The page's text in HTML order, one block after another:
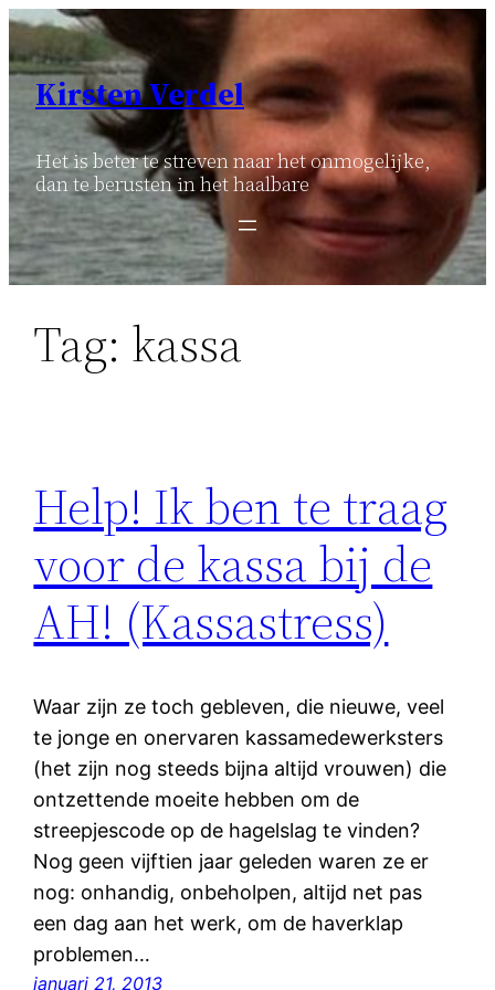
Ga
naar
inhoud
Kirsten Verdel
Het is beter te streven naar het onmogelijke,
dan te berusten in het haalbare
Tag: kassa
Help! Ik ben te traag
voor de kassa bij de
AH! (Kassastress)
Waar zijn ze toch gebleven, die nieuwe, veel
te jonge en onervaren kassamedewerksters
(het zijn nog steeds bijna altijd vrouwen) die
ontzettende moeite hebben om de
streepjescode op de hagelslag te vinden?
Nog geen vijftien jaar geleden waren ze er
nog: onhandig, onbeholpen, altijd net pas
een dag aan het werk, om de haverklap
problemen…
januari 21, 2013